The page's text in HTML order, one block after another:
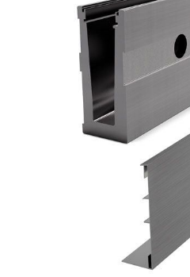
Bildergalerie